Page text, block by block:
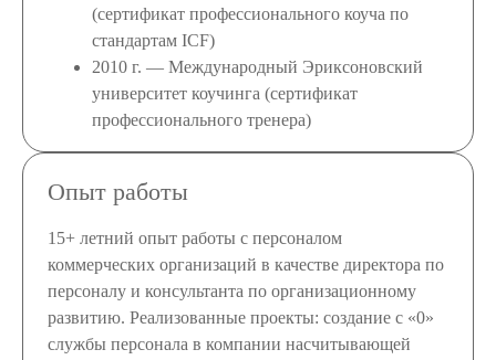
(сертификат профессионального коуча по
стандартам ICF)
2010 г. — Международный Эриксоновский
университет коучинга (сертификат
профессионального тренера)
Опыт работы
15+ летний опыт работы с персоналом
коммерческих организаций в качестве директора по
персоналу и консультанта по организационному
развитию. Реализованные проекты: создание с «0»
службы персонала в компании насчитывающей